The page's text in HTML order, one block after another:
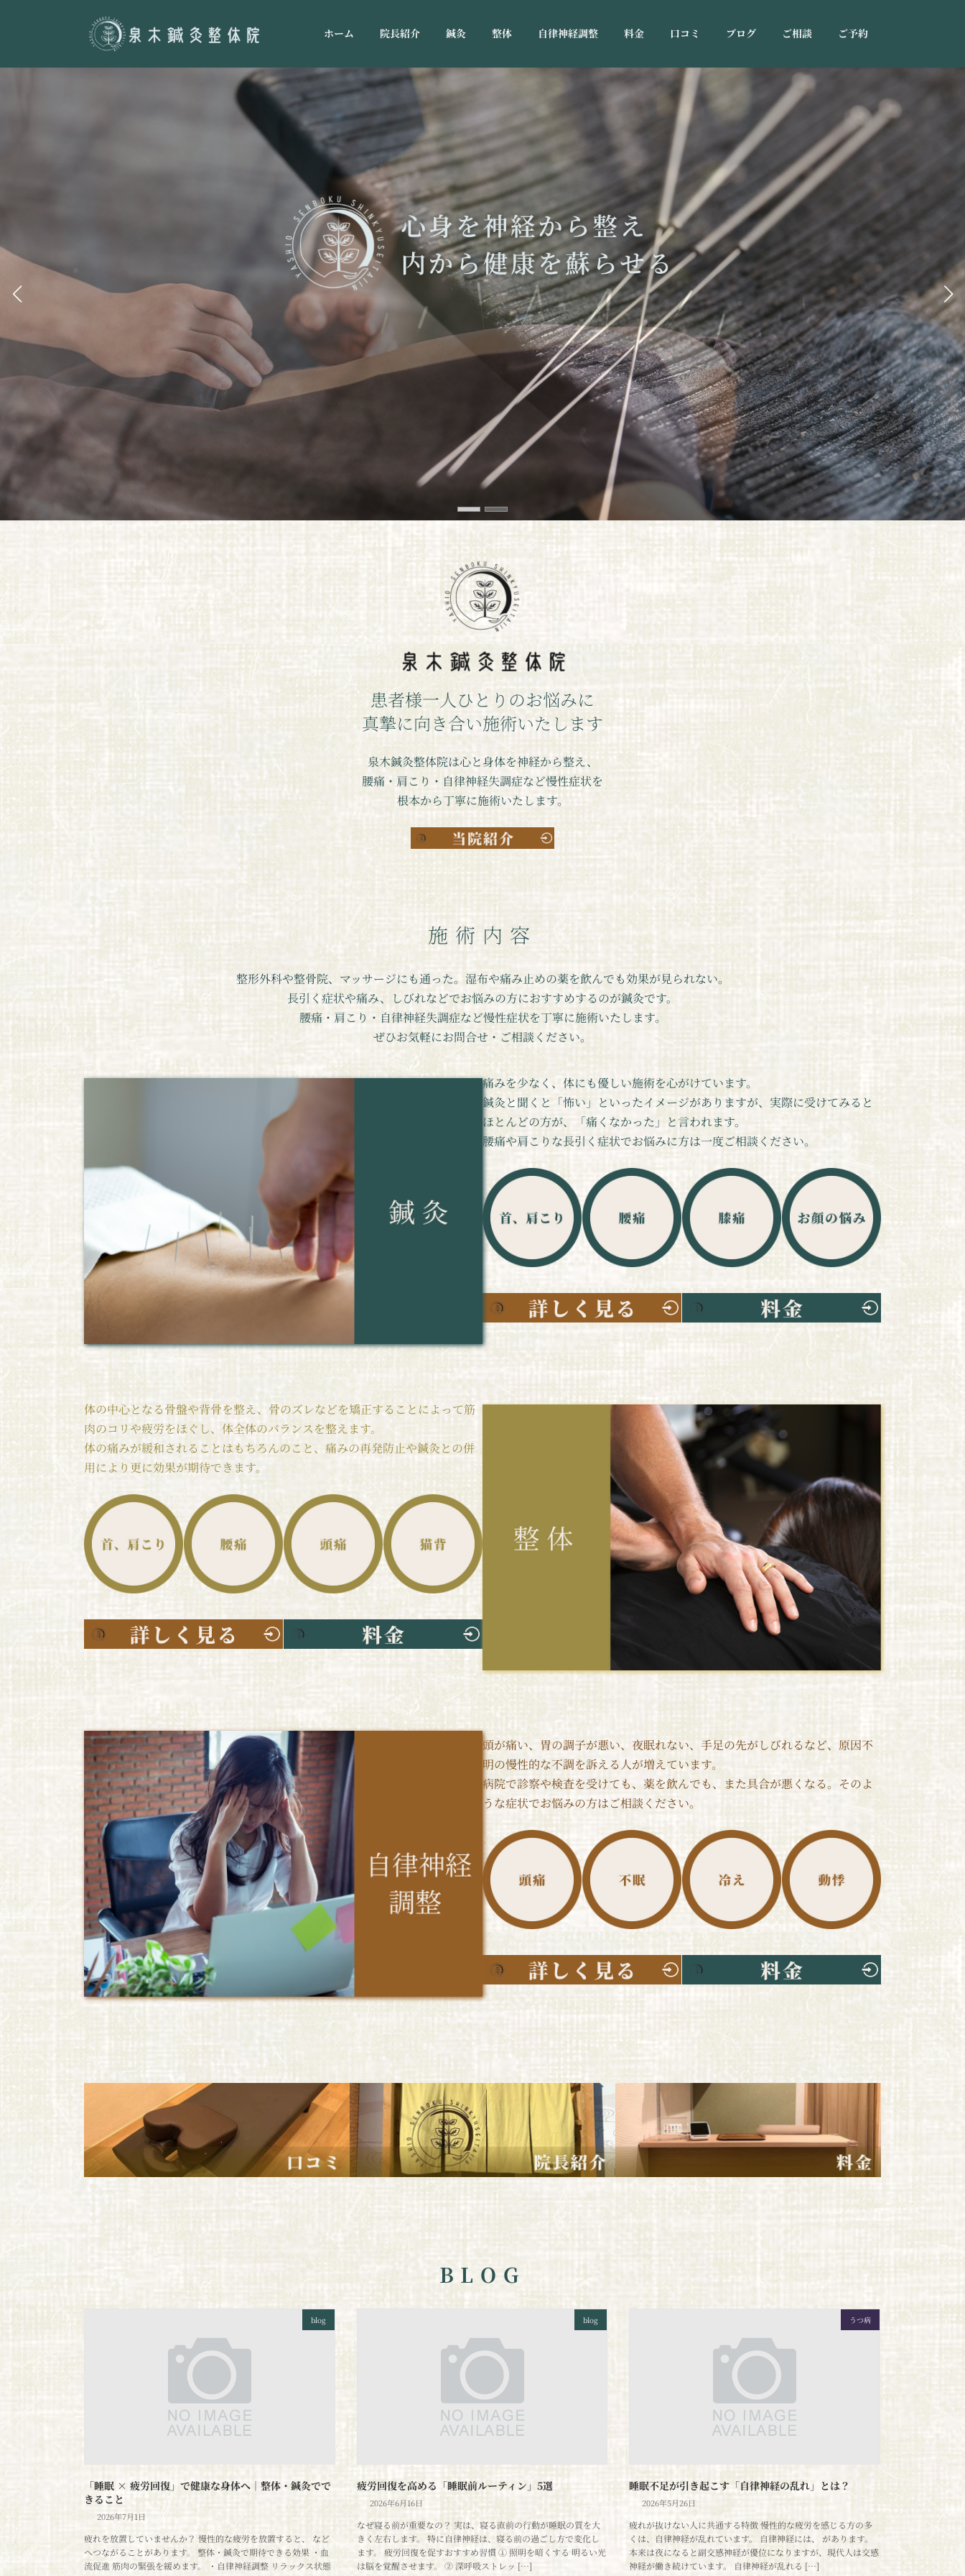
ホーム 院長紹介 鍼灸 整体 自律神経調整 料金 口コミ ブログ ご相談 ご予約
患者様一人ひとりのお悩みに
​真摯に向き合い施術いたします
泉木鍼灸整体院は心と身体を神経から整え、
腰痛・肩こり・自律神経失調症など慢性症状を
根本から丁寧に施術いたします。
施術内容
整形外科や整骨院、マッサージにも通った。湿布や痛み止めの薬を飲んでも効果が見られない。
長引く症状や痛み、しびれなどでお悩みの方におすすめするのが鍼灸です。
腰痛・肩こり・自律神経失調症など慢性症状を丁寧に施術いたします。
ぜひお気軽にお問合せ・ご相談ください。
痛みを少なく、体にも優しい施術を心がけています。
鍼灸と聞くと「怖い」といったイメージがありますが、実際に受けてみると
ほとんどの方が、「痛くなかった」と言われます。
腰痛や肩こりな長引く症状でお悩みに方は一度ご相談ください。
体の中心となる骨盤や背骨を整え、骨のズレなどを矯正することによって筋
肉のコリや疲労をほぐし、体全体のバランスを整えます。
体の痛みが緩和されることはもちろんのこと、痛みの再発防止や鍼灸との併
用により更に効果が期待できます。
頭が痛い、胃の調子が悪い、夜眠れない、手足の先がしびれるなど、原因不
明の慢性的な不調を訴える人が増えています。
病院で診察や検査を受けても、薬を飲んでも、また具合が悪くなる。そのよ
うな症状でお悩みの方はご相談ください。
BLOG
blog
「睡眠 × 疲労回復」で健康な身体へ｜整体・鍼灸でで
きること
2026年7月1日
疲れを放置していませんか？ 慢性的な疲労を放置すると、 など
へつながることがあります。 整体・鍼灸で期待できる効果 ・血
流促進 筋肉の緊張を緩めます。 ・自律神経調整 リラックス状態
blog
疲労回復を高める「睡眠前ルーティン」5選
2026年6月16日
なぜ寝る前が重要なの？ 実は、寝る直前の行動が睡眠の質を大
きく左右します。 特に自律神経は、寝る前の過ごし方で変化し
ます。 疲労回復を促すおすすめ習慣 ① 照明を暗くする 明るい光
は脳を覚醒させます。 ② 深呼吸ストレッ […]
うつ病
睡眠不足が引き起こす「自律神経の乱れ」とは？
2026年5月26日
疲れが抜けない人に共通する特徴 慢性的な疲労を感じる方の多
くは、自律神経が乱れています。 自律神経には、 があります。
本来は夜になると副交感神経が優位になりますが、現代人は交感
神経が働き続けています。 自律神経が乱れる […]